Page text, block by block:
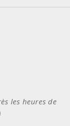
les heures de